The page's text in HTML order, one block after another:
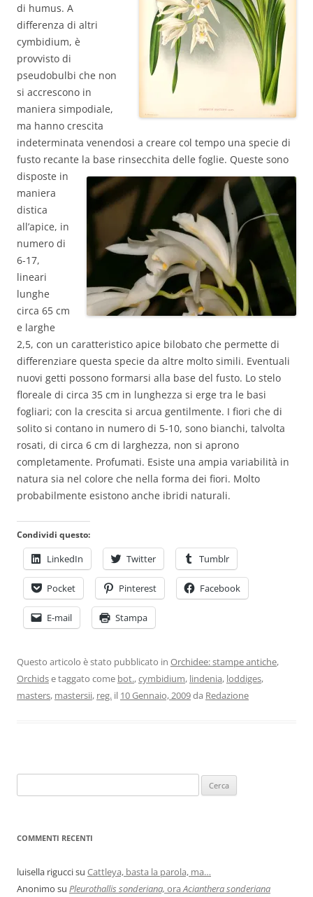
di humus. A
differenza di altri
cymbidium, è
provvisto di
pseudobulbi che non
si accrescono in
maniera simpodiale,
ma hanno crescita
indeterminata venendosi a creare col tempo una specie di
fusto recante la base rinsecchita delle foglie. Queste sono
disposte in
maniera
distica
all’apice, in
numero di
6-17,
lineari
lunghe
circa 65 cm
e larghe
2,5, con un caratteristico apice bilobato che permette di
differenziare questa specie da altre molto simili. Eventuali
nuovi getti possono formarsi alla base del fusto. Lo stelo
floreale di circa 35 cm in lunghezza si erge tra le basi
fogliari; con la crescita si arcua gentilmente. I fiori che di
solito si contano in numero di 5-10, sono bianchi, talvolta
rosati, di circa 6 cm di larghezza, non si aprono
completamente. Profumati. Esiste una ampia variabilità in
natura sia nel colore che nella forma dei fiori. Molto
probabilmente esistono anche ibridi naturali.
Condividi questo:
LinkedIn Twitter Tumblr
Pocket Pinterest Facebook
E-mail Stampa
Questo articolo è stato pubblicato in Orchidee: stampe antiche,
Orchidse taggato come bot.,cymbidium, lindenia, loddiges,
masters, mastersii, reg. il 10 Gennaio, 2009da Redazione
COMMENTI RECENTI
luisella riguccisu Cattleya, basta la parola, ma…
Anonimo su Pleurothallis sonderiana, ora Acianthera sonderiana